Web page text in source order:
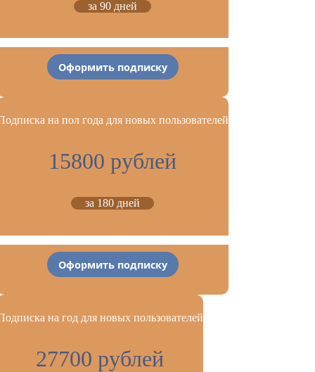
за 90 дней
Оформить подписку
на пол года для новых пользователей
15800 рублей
за 180 дней
Оформить подписку
на год для новых пользователей
27700 рублей